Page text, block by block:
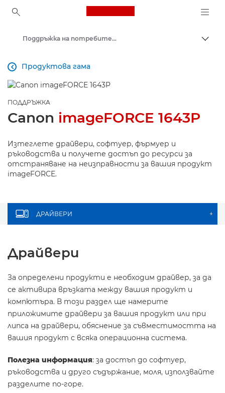
Canon Logo, back to
Поддръжка на потребителски продукти
Продуктова гама

ПОДДРЪЖКА
Canon imageFORCE 1643P
Изтеглете драйвери, софтуер, фърмуер и
ръководства и получете достъп до ресурси за
отстраняване на неизправности за вашия продукт
imageFORCE.
ДРАЙВЕРИ +
Драйвери
За определени продукти е необходим драйвер, за да
се активира връзката между вашия продукт и
компютъра. В този раздел ще намерите
приложимите драйвери за вашия продукт или при
липса на драйвери, обяснение за съвместимостта на
вашия продукт с всяка операционна система.
Полезна информация: за достъп до софтуер,
ръководства и друго съдържание, моля, използвайте
разделите по-горе.